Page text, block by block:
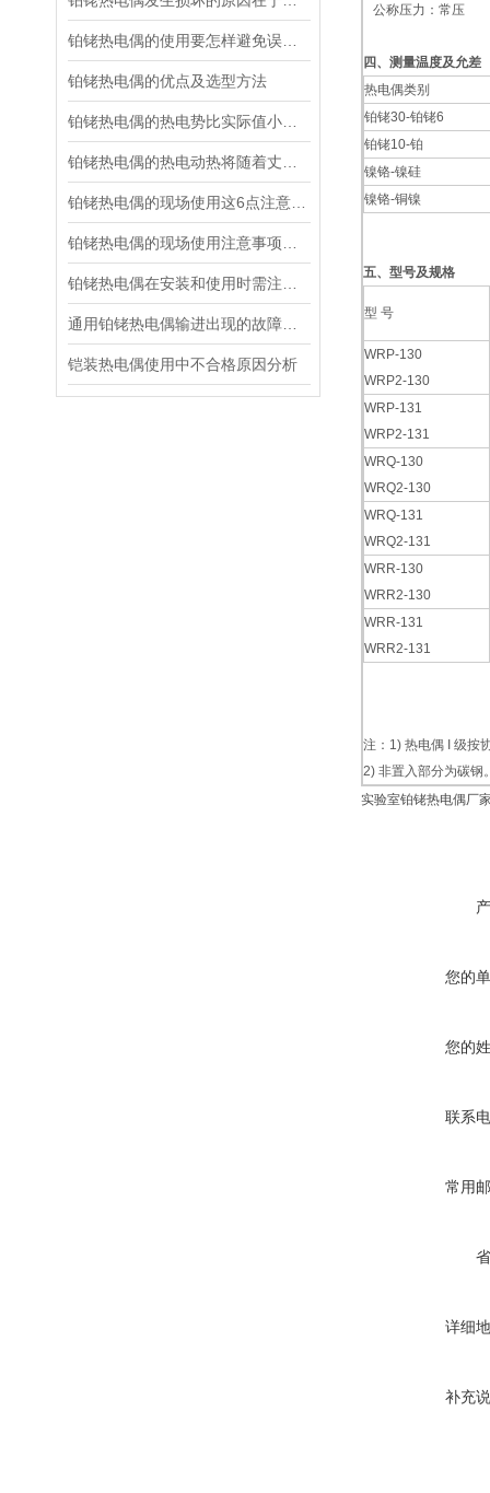
铂铑热电偶的优点及选型方法
铠装热电偶使用中不合格原因分析
公称压力：常压
四、测量温度及允差
热电偶类别
铂铑30-铂铑6
铂铑10-铂
镍铬-镍硅
镍铬-铜镍
五、型号及规格
型 号
WRP-130
WRP2-130
WRP-131
WRP2-131
WRQ-130
WRQ2-130
WRQ-131
WRQ2-131
WRR-130
WRR2-130
WRR-131
WRR2-131
注：1) 热电偶 I 级按
2) 非置入部分为碳钢
实验室铂铑热电偶厂
您的
您的
联系
常用
详细
补充